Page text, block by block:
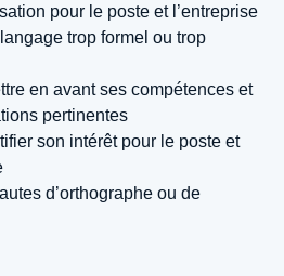
pour le poste et l’entreprise
trop formel ou trop
en avant ses compétences et
pertinentes
son intérêt pour le poste et
d’orthographe ou de